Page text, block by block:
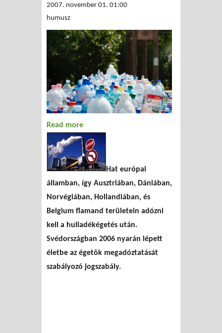
2007. november 01. 01:00
humusz
Read more
után
Hat európai
államban, így Ausztriában, Dániában,
Norvégiában, Hollandiában, és
Belgium flamand területein adózni
kell a hulladékégetés után.
Svédországban 2006 nyarán lépett
életbe az égetõk megadóztatását
szabályozó jogszabály.